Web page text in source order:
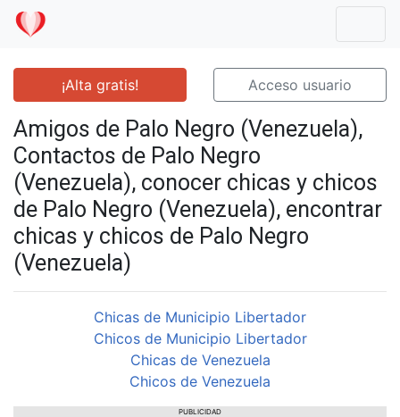
¡Alta gratis! Acceso usuario
Amigos de Palo Negro (Venezuela),
Contactos de Palo Negro
(Venezuela), conocer chicas y chicos
de Palo Negro (Venezuela), encontrar
chicas y chicos de Palo Negro
(Venezuela)
Chicas de Municipio Libertador
Chicos de Municipio Libertador
Chicas de Venezuela
Chicos de Venezuela
PUBLICIDAD